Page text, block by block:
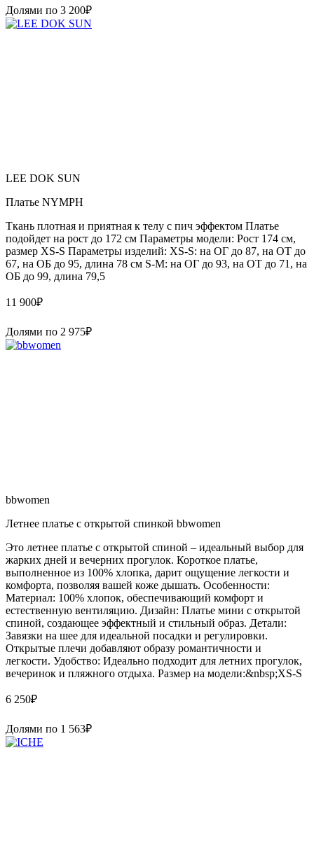
Долями по 3 200₽
LEE DOK SUN
Платье NYMPH
Ткань плотная и приятная к телу с пич эффектом Платье
подойдет на рост до 172 см Параметры модели: Рост 174 см,
размер XS-S Параметры изделий: XS-S: на ОГ до 87, на ОТ до
67, на ОБ до 95, длина 78 см S-M: на ОГ до 93, на ОТ до 71, на
ОБ до 99, длина 79,5
11 900₽
Долями по 2 975₽
bbwomen
Летнее платье с открытой спинкой bbwomen
Это летнее платье с открытой спиной – идеальный выбор для
жарких дней и вечерних прогулок. Короткое платье,
выполненное из 100% хлопка, дарит ощущение легкости и
комфорта, позволяя вашей коже дышать. Особенности:
Материал: 100% хлопок, обеспечивающий комфорт и
естественную вентиляцию. Дизайн: Платье мини с открытой
спиной, создающее эффектный и стильный образ. Детали:
Завязки на шее для идеальной посадки и регулировки.
Открытые плечи добавляют образу романтичности и
легкости. Удобство: Идеально подходит для летних прогулок,
вечеринок и пляжного отдыха. Размер на модели:&nbsp;XS-S
6 250₽
Долями по 1 563₽